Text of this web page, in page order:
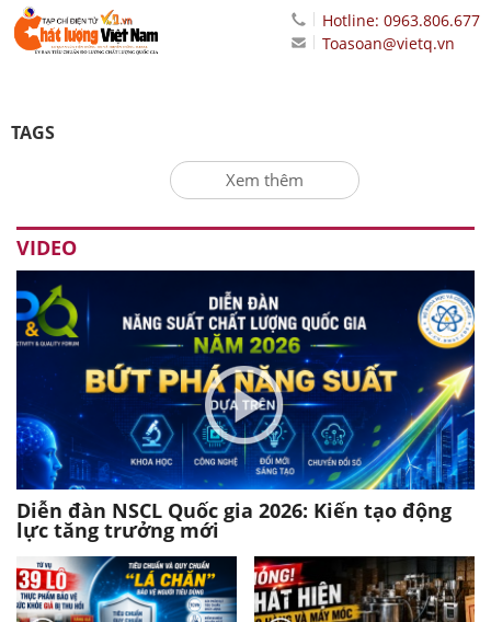
Hotline: 0963.806.677
Toasoan@vietq.vn
TAGS
Xem thêm
VIDEO
Diễn đàn NSCL Quốc gia 2026: Kiến tạo động
lực tăng trưởng mới